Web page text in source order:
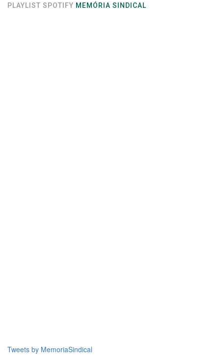
PLAYLIST SPOTIFY MEMÓRIA SINDICAL
Tweets by MemoriaSindical